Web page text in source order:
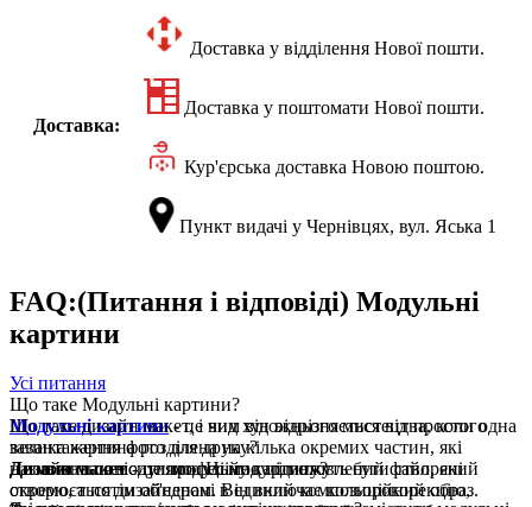
Доставка:
Доставка у відділення Нової пошти.
Доставка у поштомати Нової пошти.
Кур'єрська доставка Новою поштою.
Пункт видачі у Чернівцях, вул. Яська 1
FAQ:(Питання і відповіді) Модульні
картини
Усі питання
Що таке Модульні картини?
Модульні картини- це вид художнього мистецтва, коли одна
велика картина розділена на кілька окремих частин, які
називаються модулями. Ці модулі можуть бути створені
окремо, а потім об'єднані в єдиний композиційний образ.
Що таке дизайн макет, і чим він відрізняється від простого
завантаження фото для друку?
Дизайн макет- це професійно підготовлений файл, який
створюється дизайнером. Він включає кольорокорекцію,
Де можна повісити модульну картину?